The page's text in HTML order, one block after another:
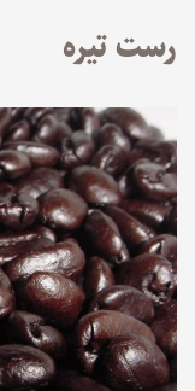
رست تیره